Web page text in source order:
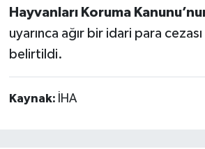
Hayvanları Koruma
uyarınca ağır bir idari para cezası
belirtildi.
Kaynak: İHA